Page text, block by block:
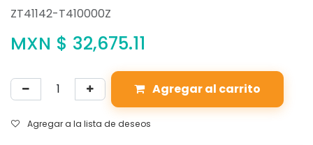
ZT41142-T410000Z
MXN $ 32,675.11
Agregar al carrito
Agregar a la lista de deseos